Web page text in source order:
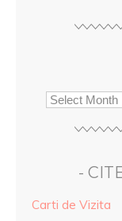
-
Carti de Vizita